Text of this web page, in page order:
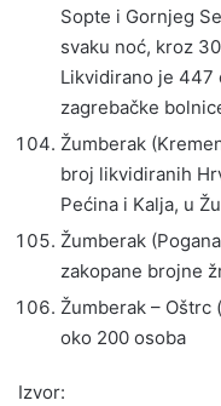
Sopte i Gornjeg
svaku noć, kroz
Likvidirano je 447
zagrebačke
Žumberak
broj likvidiranih
Pećina i Kalja, u
Žumberak
zakopane brojne
Žumberak – Oštrc
oko 200 osoba
Izvor: